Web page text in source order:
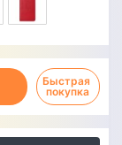
Быстрая
покупка